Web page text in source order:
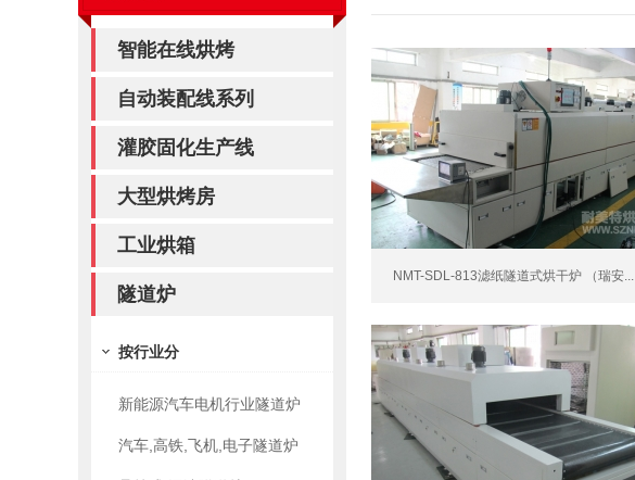
智能在线烘烤
自动装配线系列
灌胶固化生产线
大型烘烤房
工业烘箱
隧道炉
按行业分
新能源汽车电机行业隧道炉
汽车,高铁,飞机,电子隧道炉
NMT-SDL-813滤纸隧道式烘干炉 （瑞安...